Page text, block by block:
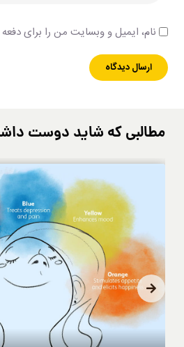
نام، ایمیل و وبسایت من را برای دفعه
مطالبی که شاید دوست